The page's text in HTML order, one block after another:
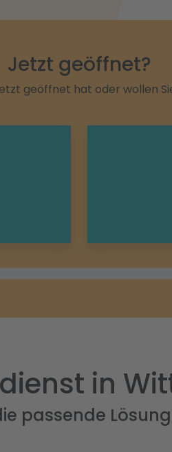
Jetzt geöffnet?
geöffnet hat oder wollen
in
passende